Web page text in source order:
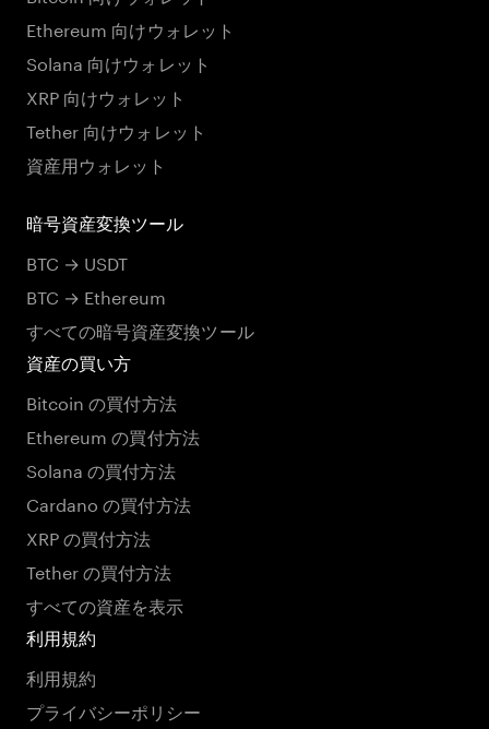
Ethereum 向けウォレット
Solana 向けウォレット
XRP 向けウォレット
Tether 向けウォレット
資産用ウォレット
暗号資産変換ツール
BTC → USDT
BTC → Ethereum
すべての暗号資産変換ツール
資産の買い方
Bitcoin の買付方法
Ethereum の買付方法
Solana の買付方法
Cardano の買付方法
XRP の買付方法
Tether の買付方法
すべての資産を表示
利用規約
利用規約
プライバシーポリシー